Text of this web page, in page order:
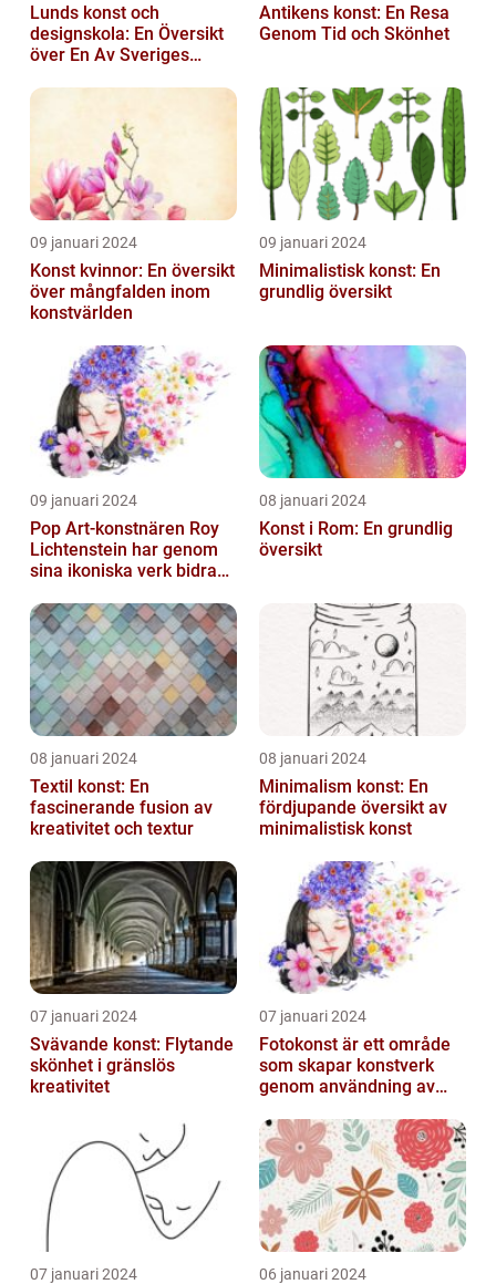
Lunds konst och
designskola: En Översikt
över En Av Sveriges
Utbildningsanstalter inom
Antikens konst: En Resa
Genom Tid och Skönhet
09 januari 2024
Konst kvinnor: En översikt
över mångfalden inom
konstvärlden
09 januari 2024
Minimalistisk konst: En
grundlig översikt
09 januari 2024
Pop Art-konstnären Roy
Lichtenstein har genom
sina ikoniska verk bidragit
08 januari 2024
Konst i Rom: En grundlig
översikt
08 januari 2024
Textil konst: En
fascinerande fusion av
kreativitet och textur
08 januari 2024
Minimalism konst: En
fördjupande översikt av
minimalistisk konst
07 januari 2024
Svävande konst: Flytande
skönhet i gränslös
kreativitet
07 januari 2024
Fotokonst är ett område
som skapar konstverk
genom användning av
07 januari 2024 06 januari 2024